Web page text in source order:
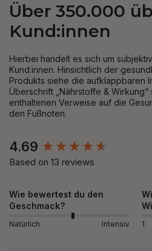
Über 350.000
Kund:innen
Hierbei handelt es sich um
Kund:innen. Hinsichtlich der
Produkts siehe die aufklappbaren
Überschrift „Nährstoffe &
enthaltenen Verweise auf die
den Fußnoten.
4.69
Based on 13 reviews
Wie bewertest du den
Geschmack?
Natürlich Intensiv 1
New content loaded